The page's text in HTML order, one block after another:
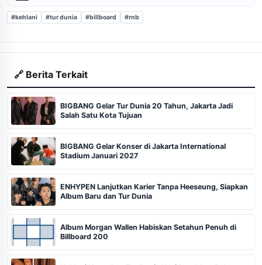
#kehlani #tur dunia #billboard #rnb
🔗 Berita Terkait
BIGBANG Gelar Tur Dunia 20 Tahun, Jakarta Jadi
Salah Satu Kota Tujuan
BIGBANG Gelar Konser di Jakarta International
Stadium Januari 2027
ENHYPEN Lanjutkan Karier Tanpa Heeseung, Siapkan
Album Baru dan Tur Dunia
Album Morgan Wallen Habiskan Setahun Penuh di
Billboard 200